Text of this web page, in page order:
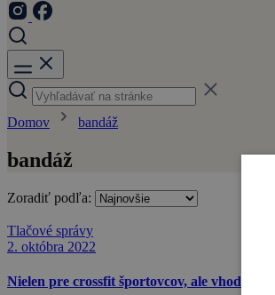
Domov bandáž
bandáž
Zoradiť podľa:
Tlačové správy
2. októbra 2022
Nielen pre crossfit športovcov, ale vhodné